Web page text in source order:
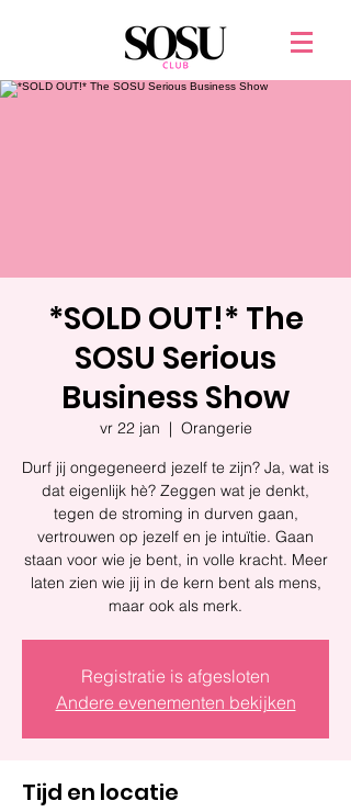
*SOLD OUT!* The
SOSU Serious
Business Show
vr 22 jan
  |
Orangerie
Durf jij ongegeneerd jezelf te zijn? Ja, wat is
dat eigenlijk hè? Zeggen wat je denkt,
tegen de stroming in durven gaan,
vertrouwen op jezelf en je intuïtie. Gaan
staan voor wie je bent, in volle kracht. Meer
laten zien wie jij in de kern bent als mens,
maar ook als merk.
Registratie is afgesloten
Andere evenementen bekijken
Tijd en locatie